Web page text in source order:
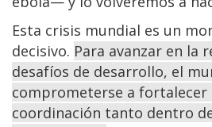
Esta crisis mundial es un
decisivo. Para avanzar en la
desafíos de desarrollo, el
comprometerse a fortalecer
coordinación tanto dentro